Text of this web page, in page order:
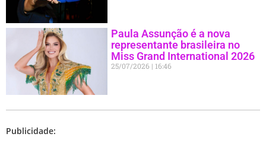
Paula Assunção é a nova
representante brasileira no
Miss Grand International 2026
25/07/2026 16:46
Publicidade: